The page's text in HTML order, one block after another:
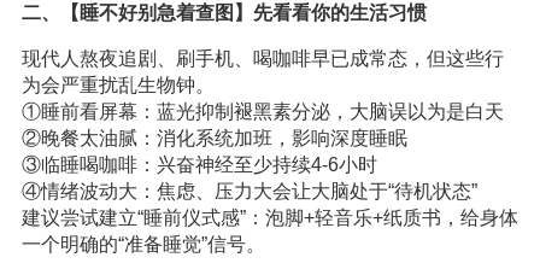
二、【睡不好别急着查图】先看看你的生活习惯
现代人熬夜追剧、刷手机、喝咖啡早已成常态，但这些行
为会严重扰乱生物钟。
①睡前看屏幕：蓝光抑制褪黑素分泌，大脑误以为是白天
②晚餐太油腻：消化系统加班，影响深度睡眠
③临睡喝咖啡：兴奋神经至少持续4-6小时
④情绪波动大：焦虑、压力大会让大脑处于“待机状态”
建议尝试建立“睡前仪式感”：泡脚+轻音乐+纸质书，给身体
一个明确的“准备睡觉”信号。